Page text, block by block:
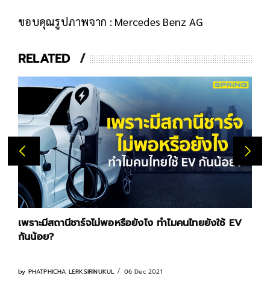
ขอบคุณรูปภาพจาก : Mercedes Benz AG
RELATED
เพราะมีสถานีชาร์จไม่พอหรือยังไง ทำไมคนไทยยังใช้ EV
กันน้อย?
by PHATPHICHA LERKSIRINUKUL 06 Dec 2021